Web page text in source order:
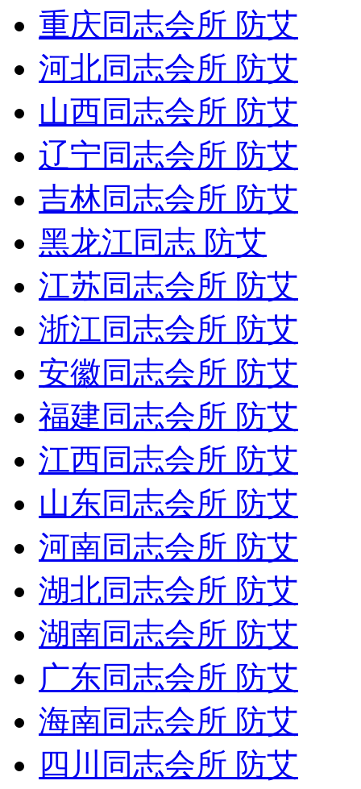
重庆同志会所 防艾
河北同志会所 防艾
山西同志会所 防艾
辽宁同志会所 防艾
吉林同志会所 防艾
黑龙江同志 防艾
江苏同志会所 防艾
浙江同志会所 防艾
安徽同志会所 防艾
福建同志会所 防艾
江西同志会所 防艾
山东同志会所 防艾
河南同志会所 防艾
湖北同志会所 防艾
湖南同志会所 防艾
广东同志会所 防艾
海南同志会所 防艾
四川同志会所 防艾